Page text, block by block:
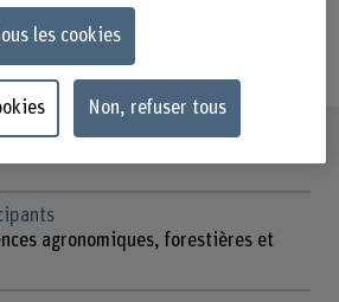
heimischer
agronomiques, forestières et
les cookies
Non, refuser tous